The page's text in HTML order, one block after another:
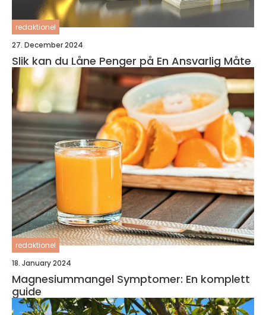
redaktionel
27. December 2024
Slik kan du Låne Penger på En Ansvarlig Måte
redaktionel
18. January 2024
Magnesiummangel Symptomer: En komplett
guide